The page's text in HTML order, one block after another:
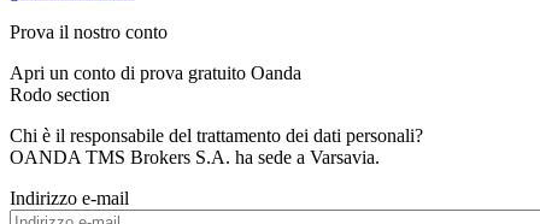
Prova il nostro conto
Apri un conto di prova gratuito Oanda
Rodo section
Chi è il responsabile del trattamento dei dati personali?
OANDA TMS Brokers S.A. ha sede a Varsavia.
Indirizzo e-mail